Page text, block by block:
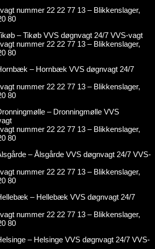
nummer 22 22 77 13 – Blikkenslager,
80
– Tikøb VVS døgnvagt 24/7 VVS-vagt
nummer 22 22 77 13 – Blikkenslager,
80
– Hornbæk VVS døgnvagt 24/7
nummer 22 22 77 13 – Blikkenslager,
80
– Dronningmølle VVS
nummer 22 22 77 13 – Blikkenslager,
80
– Ålsgårde VVS døgnvagt 24/7 VVS-
nummer 22 22 77 13 – Blikkenslager,
80
– Hellebæk VVS døgnvagt 24/7
nummer 22 22 77 13 – Blikkenslager,
80
– Helsinge VVS døgnvagt 24/7 VVS-